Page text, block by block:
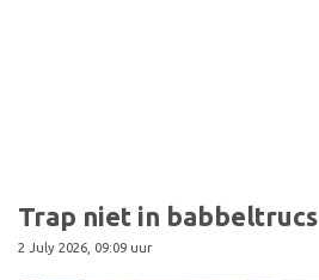
Trap niet in babbeltrucs
2 July 2026, 09:09 uur